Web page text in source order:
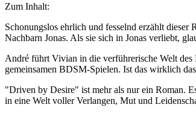
Zum Inhalt:
Schonungslos ehrlich und fesselnd erzählt
Nachbarn Jonas. Als sie sich in Jonas verliebt,
André führt Vivian in die verführerische Welt des
gemeinsamen BDSM-Spielen. Ist das wirklich
"Driven by Desire" ist mehr als nur ein Roman.
in eine Welt voller Verlangen, Mut und